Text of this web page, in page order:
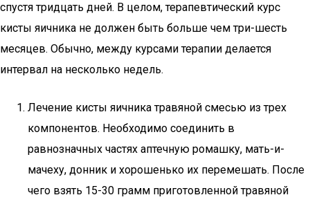
спустя тридцать дней. В целом, терапевтический курс
кисты яичника не должен быть больше чем три-шесть
месяцев. Обычно, между курсами терапии делается
интервал на несколько недель.
Лечение кисты яичника травяной смесью из трех
компонентов. Необходимо соединить в
равнозначных частях аптечную ромашку, мать-и-
мачеху, донник и хорошенько их перемешать. После
чего взять 15-30 грамм приготовленной травяной